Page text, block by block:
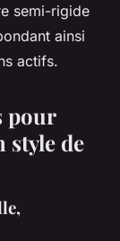
semi-rigide
ainsi
actifs.
pour
style de